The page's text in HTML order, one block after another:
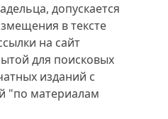
допускается
в тексте
на сайт
для поисковых
изданий с
"по материалам